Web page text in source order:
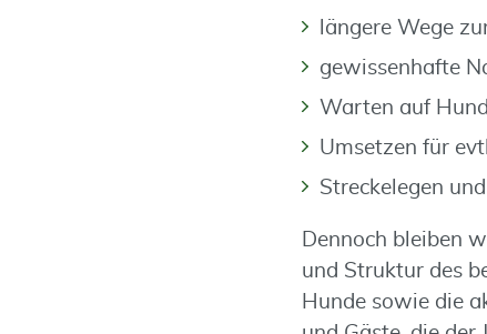
längere Wege
gewissenhafte
Warten auf
Umsetzen für
Streckelegen
Dennoch bleiben
und Struktur des
Hunde sowie die